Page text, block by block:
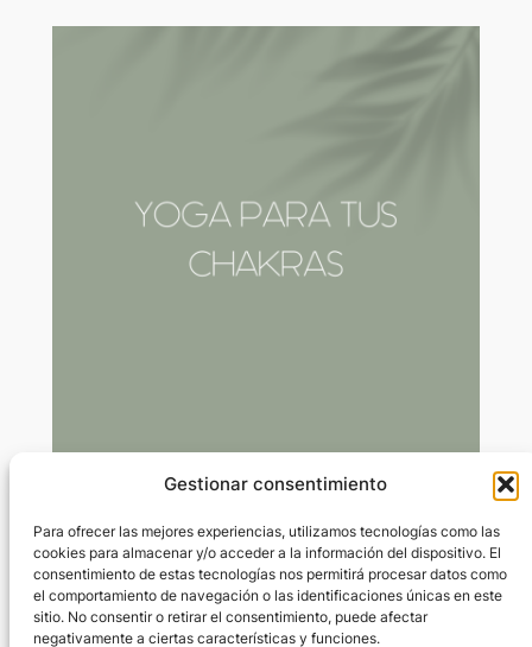
Gestionar consentimiento
Para ofrecer las mejores experiencias, utilizamos tecnologías como las
cookies para almacenar y/o acceder a la información del dispositivo. El
consentimiento de estas tecnologías nos permitirá procesar datos como
el comportamiento de navegación o las identificaciones únicas en este
sitio. No consentir o retirar el consentimiento, puede afectar
negativamente a ciertas características y funciones.
Chakra plexo solar
Mar 17, 2024—porMarta Rivas Rius